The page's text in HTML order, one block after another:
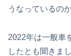
うなっているの
2022年は一般車
したとも聞きまし